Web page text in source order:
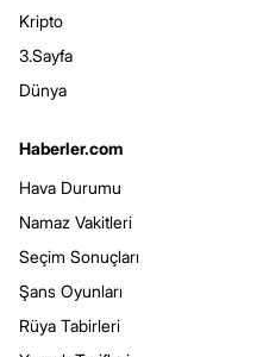
Kripto
3.Sayfa
Dünya
Haberler.com
Hava Durumu
Namaz Vakitleri
Seçim Sonuçları
Şans Oyunları
Rüya Tabirleri